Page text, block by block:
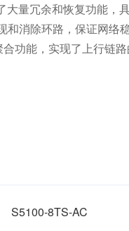
量冗余和恢复功能，具
消除环路，保证网络稳
能，实现了上行链路
S5100-8TS-AC